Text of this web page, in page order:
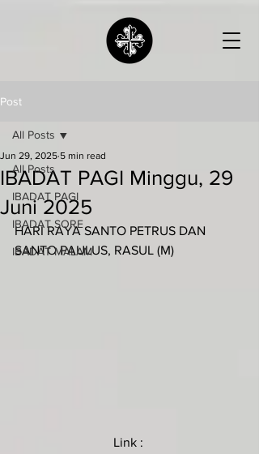
Post
All Posts
IBADAT PAGI
IBADAT SORE
IBADAT MALAM
All Posts
IBADAT PAGI Minggu, 29
Juni 2025
Jun 29, 2025 5 min read
HARI RAYA SANTO PETRUS DAN
SANTO PAULUS, RASUL (M)
Link :